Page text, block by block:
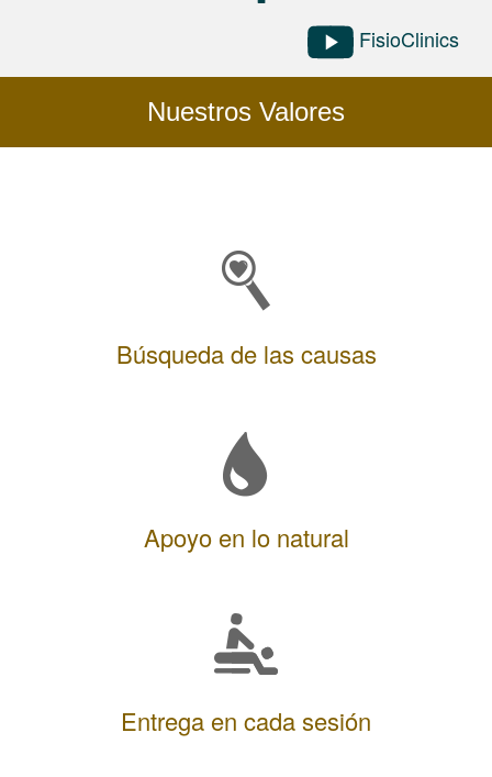
FisioClinics
Nuestros Valores
Búsqueda de las causas
Apoyo en lo natural
Entrega en cada sesión